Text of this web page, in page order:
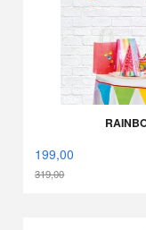
199,00
319,00